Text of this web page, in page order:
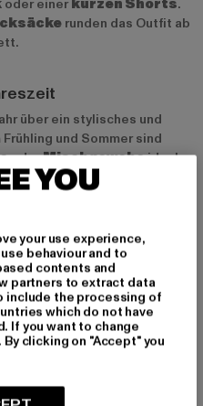
oder einer kurzen Shorts.
runden das Outfit ab
über ein stylisches und
und Sommer sind
oderMischgewebeideal,
angenehm tragen lassen. Für
Hoodiesdie perfekte
für ein gemütliches
mit einer Jacke oder einem
kühleren Temperaturen ein
Auswahl an roten Hoodies
Egal, ob du nach einem
Cropped Modell oder
YOU
your use experience,
behaviour and to
contents and
partners to extract data
include the processing of
which do not have
If you want to change
clicking on "Accept" you